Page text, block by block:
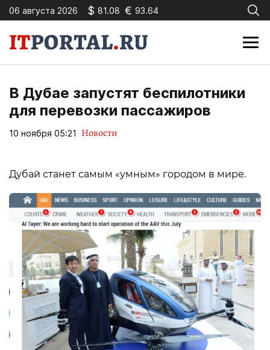
06 августа 2026 $ 81.08 € 93.64
В Дубае запустят беспилотники
для перевозки пассажиров
10 ноября 05:21 Новости
Дубай станет самым «умным» городом в мире.